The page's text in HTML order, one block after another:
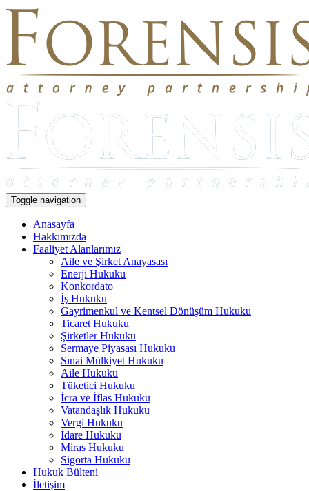
Toggle navigation
Anasayfa
Hakkımızda
Faaliyet Alanlarımız
Aile ve Şirket Anayasası
Enerji Hukuku
Konkordato
İş Hukuku
Gayrimenkul ve Kentsel Dönüşüm Hukuku
Ticaret Hukuku
Şirketler Hukuku
Sermaye Piyasası Hukuku
Sınai Mülkiyet Hukuku
Aile Hukuku
Tüketici Hukuku
İcra ve İflas Hukuku
Vatandaşlık Hukuku
Vergi Hukuku
İdare Hukuku
Miras Hukuku
Sigorta Hukuku
Hukuk Bülteni
İletişim